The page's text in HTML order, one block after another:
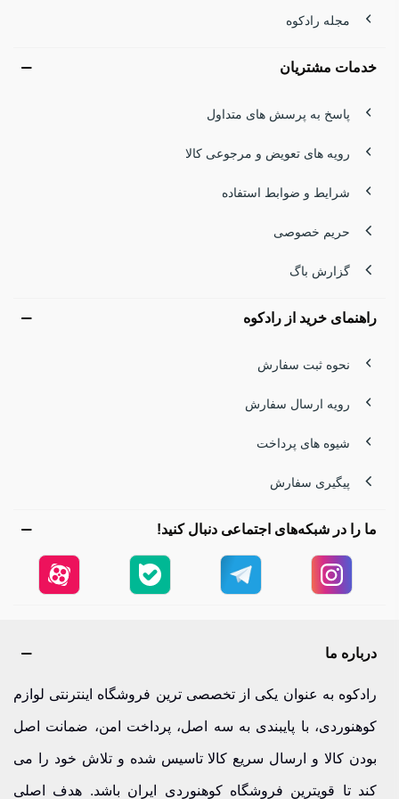
قارتال با عرضه کفش‌های سنگین کوهنوردی در دیجی‌کالا، انتخابی
مطمئن برای کوهنوردان حرفه‌ای فراهم کرده است. این کفش‌ها
قارتال، انتخابی عالی برای صعودهای نیمه‌حرفه‌ای و حرفه‌ای
هستند.
کفش کوهنوردی سنگین لاوان
لاوان با توجه به شرایط کوهستانی ایران، کفش‌های سنگین
می‌کنند.
کفش کوهنوردی کوهسار
کوهسار با مدل‌های متنوعی مانند نیکاتور و رخش تفتان،
کفش‌هایی ارائه می‌دهد که برای کوهنوردی سنگین عالی هستند.
این کفش‌ها با کفی دودانسیته و طراحی مقاوم، انتخابی مطمئن
مدل سهند با طراحی ساق‌دار و زیره مقاوم، انتخابی عالی برای
کوهنوردانی است که قصد صعود به قله‌های مرتفع دارند. این
کفش با قابلیت جذب ضربه و مقاومت بالا، همراهی مطمئن در
مجله رادکوه
خدمات مشتریان
پاسخ به پرسش های متداول
رویه های تعویض و مرجوعی کالا
شرایط و ضوابط استفاده
حریم خصوصی
گزارش باگ
راهنمای خرید از رادکوه
نحوه ثبت سفارش
رویه ارسال سفارش
شیوه های پرداخت
پیگیری سفارش
ما را در شبکه‌های اجتماعی دنبال کنید!
درباره ما
رادکوه به عنوان یکی از تخصصی ترین فروشگاه اینترنتی لوازم
کوهنوردی، با پایبندی به سه اصل، پرداخت امن، ضمانت اصل
بودن کالا و ارسال سریع کالا تاسیس شده و تلاش خود را می
کند تا قویترین فروشگاه کوهنوردی ایران باشد. هدف اصلی